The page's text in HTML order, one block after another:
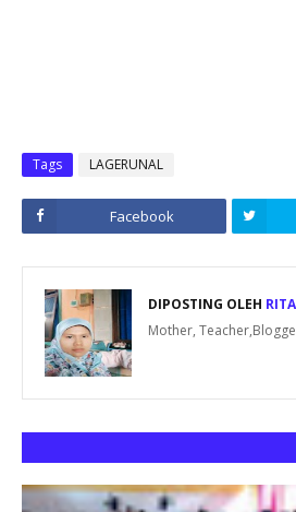
Tags LAGERUNAL
Facebook
DIPOSTING OLEH
Mother,